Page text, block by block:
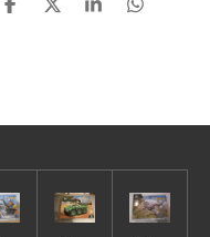
D
D
S
D